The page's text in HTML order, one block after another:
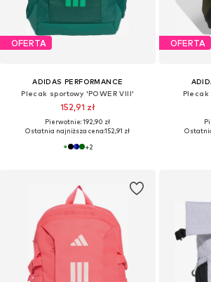
OFERTA
ADIDAS PERFORMANCE
Plecak sportowy 'POWER VIII'
152,91 zł
Pierwotnie: 192,90 zł
Ostatnia najniższa cena:152,91 zł
+2
OFERTA
Plecak